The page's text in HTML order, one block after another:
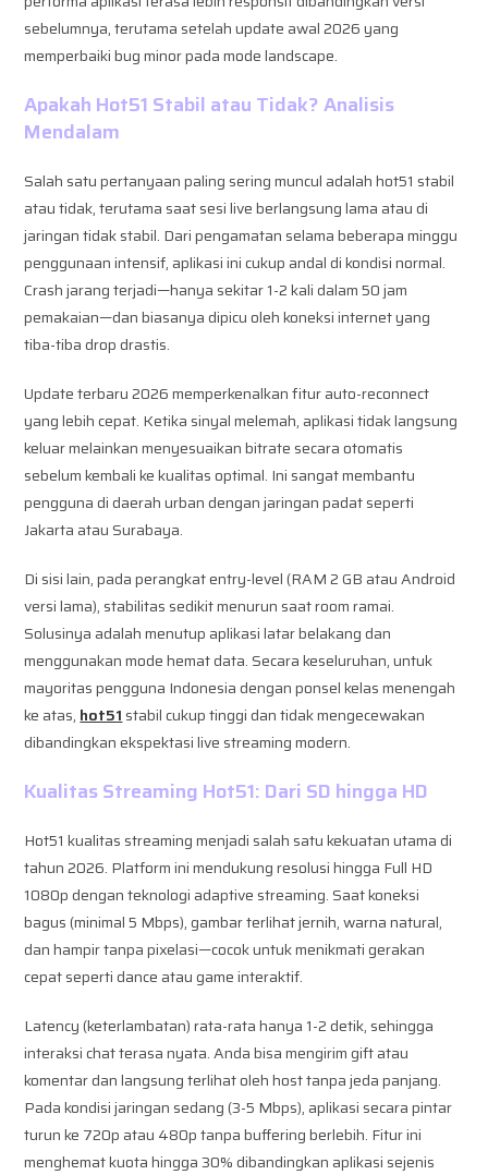
sebelumnya, terutama setelah update awal 2026 yang
memperbaiki bug minor pada mode landscape.
Apakah Hot51 Stabil atau Tidak? Analisis
Mendalam
Salah satu pertanyaan paling sering muncul adalah hot51 stabil
atau tidak, terutama saat sesi live berlangsung lama atau di
jaringan tidak stabil. Dari pengamatan selama beberapa minggu
penggunaan intensif, aplikasi ini cukup andal di kondisi normal.
Crash jarang terjadi—hanya sekitar 1-2 kali dalam 50 jam
pemakaian—dan biasanya dipicu oleh koneksi internet yang
tiba-tiba drop drastis.
Update terbaru 2026 memperkenalkan fitur auto-reconnect
yang lebih cepat. Ketika sinyal melemah, aplikasi tidak langsung
keluar melainkan menyesuaikan bitrate secara otomatis
sebelum kembali ke kualitas optimal. Ini sangat membantu
pengguna di daerah urban dengan jaringan padat seperti
Jakarta atau Surabaya.
Di sisi lain, pada perangkat entry-level (RAM 2 GB atau Android
versi lama), stabilitas sedikit menurun saat room ramai.
Solusinya adalah menutup aplikasi latar belakang dan
menggunakan mode hemat data. Secara keseluruhan, untuk
mayoritas pengguna Indonesia dengan ponsel kelas menengah
ke atas, hot51 stabil cukup tinggi dan tidak mengecewakan
dibandingkan ekspektasi live streaming modern.
Kualitas Streaming Hot51: Dari SD hingga HD
Hot51 kualitas streaming menjadi salah satu kekuatan utama di
tahun 2026. Platform ini mendukung resolusi hingga Full HD
1080p dengan teknologi adaptive streaming. Saat koneksi
bagus (minimal 5 Mbps), gambar terlihat jernih, warna natural,
dan hampir tanpa pixelasi—cocok untuk menikmati gerakan
cepat seperti dance atau game interaktif.
Latency (keterlambatan) rata-rata hanya 1-2 detik, sehingga
interaksi chat terasa nyata. Anda bisa mengirim gift atau
komentar dan langsung terlihat oleh host tanpa jeda panjang.
Pada kondisi jaringan sedang (3-5 Mbps), aplikasi secara pintar
turun ke 720p atau 480p tanpa buffering berlebih. Fitur ini
menghemat kuota hingga 30% dibandingkan aplikasi sejenis